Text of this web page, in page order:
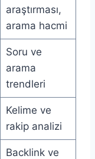
araştırması,
arama hacmi
Soru ve
arama
trendleri
Kelime ve
rakip analizi
Backlink ve